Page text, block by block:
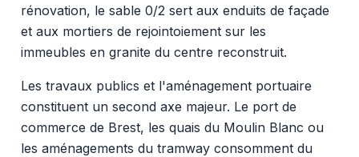
rénovation, le sable 0/2 sert aux enduits de façade
et aux mortiers de rejointoiement sur les
immeubles en granite du centre reconstruit.
Les travaux publics et l'aménagement portuaire
constituent un second axe majeur. Le port de
commerce de Brest, les quais du Moulin Blanc ou
les aménagements du tramway consomment du